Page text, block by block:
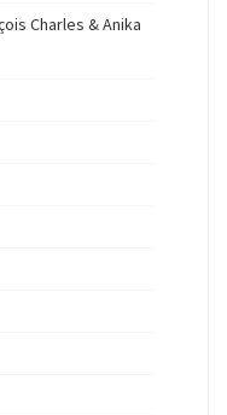
Charles & Anika